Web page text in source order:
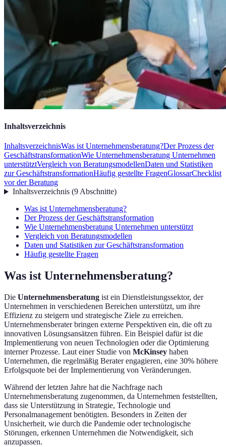
Inhaltsverzeichnis
InhaltsverzeichnisWas ist Unternehmensberatung?Der Prozess der
GeschäftstransformationWie Unternehmensberatung Unternehmen
unterstütztVergleich von BeratungsmodellenDaten und Statistiken
zur GeschäftstransformationHäufig gestellte FragenGlossarChecklist
vor der Beratung
Inhaltsverzeichnis(9Abschnitte)
Was ist Unternehmensberatung?
Der Prozess der Geschäftstransformation
Wie Unternehmensberatung Unternehmen unterstützt
Vergleich von Beratungsmodellen
Daten und Statistiken zur Geschäftstransformation
Häufig gestellte Fragen
Was ist Unternehmensberatung?
Die Unternehmensberatung ist ein Dienstleistungssektor, der
Unternehmen in verschiedenen Bereichen unterstützt, um ihre
Effizienz zu steigern und strategische Ziele zu erreichen.
Unternehmensberater bringen externe Perspektiven ein, die oft zu
innovativen Lösungsansätzen führen. Ein Beispiel dafür ist die
Implementierung von neuen Technologien oder die Optimierung
interner Prozesse. Laut einer Studie von McKinsey haben
Unternehmen, die regelmäßig Berater engagieren, eine 30% höhere
Erfolgsquote bei der Implementierung von Veränderungen.
Während der letzten Jahre hat die Nachfrage nach
Unternehmensberatung zugenommen, da Unternehmen feststellten,
dass sie Unterstützung in Strategie, Technologie und
Personalmanagement benötigten. Besonders in Zeiten der
Unsicherheit, wie durch die Pandemie oder technologische
Störungen, erkennen Unternehmen die Notwendigkeit, sich
anzupassen.